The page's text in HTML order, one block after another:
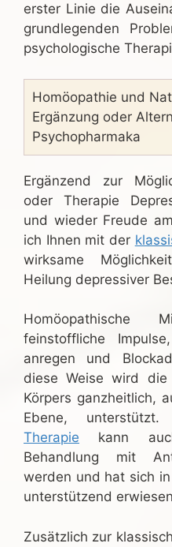
erster Linie die
grundlegenden
psychologische
Homöopathie und
Ergänzung oder
Psychopharmaka
Ergänzend zur
oder Therapie
und wieder Freude
ich Ihnen mit der
wirksame
Heilung depressiver
Homöopathische
feinstoffliche
anregen und
diese Weise wird die
Körpers ganzheitlich,
Ebene,
Therapie kann
Behandlung mit
werden und hat sich
unterstützend
Zusätzlich zur